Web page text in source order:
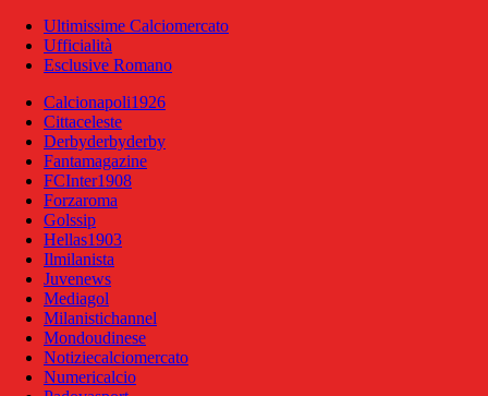
Ultimissime Calciomercato
Ufficialità
Esclusive Romano
Calcionapoli1926
Cittaceleste
Derbyderbyderby
Fantamagazine
FCInter1908
Forzaroma
Golssip
Hellas1903
Ilmilanista
Juvenews
Mediagol
Milanistichannel
Mondoudinese
Notiziecalciomercato
Numericalcio